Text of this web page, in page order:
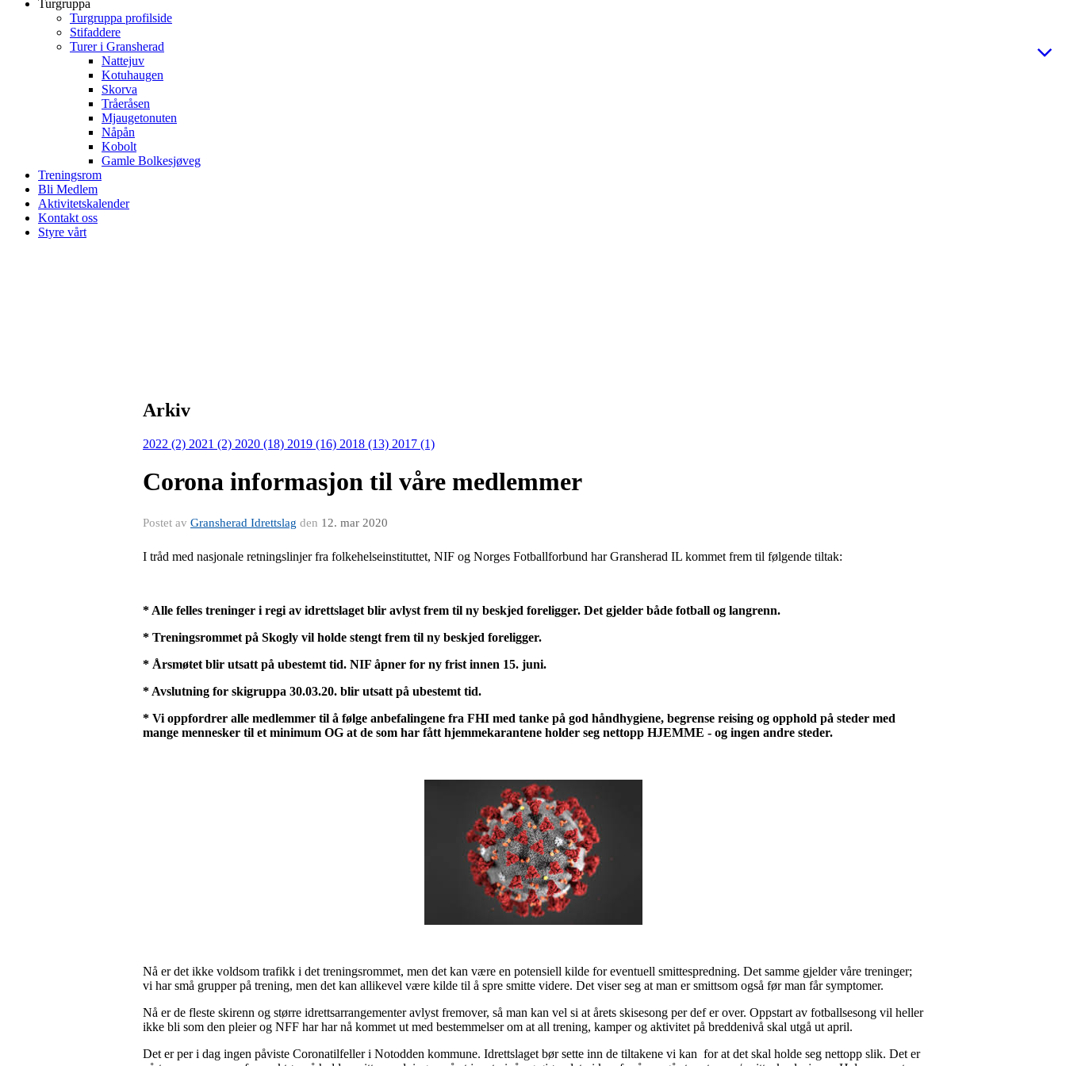
Turgruppa
Turgruppa profilside
Stifaddere
Turer i Gransherad
Nattejuv
Kotuhaugen
Skorva
Tråeråsen
Mjaugetonuten
Nåpån
Kobolt
Gamle Bolkesjøveg
Treningsrom
Bli Medlem
Aktivitetskalender
Kontakt oss
Styre vårt
Arkiv
2022 (2) 2021 (2) 2020 (18) 2019 (16) 2018 (13) 2017 (1)
Corona informasjon til våre medlemmer
Postet av Gransherad Idrettslag den 12. mar 2020
I tråd med nasjonale retningslinjer fra folkehelseinstituttet, NIF og Norges Fotballforbund har Gransherad IL kommet frem til følgende tiltak:
* Alle felles treninger i regi av idrettslaget blir avlyst frem til ny beskjed foreligger. Det gjelder både fotball og langrenn.
* Treningsrommet på Skogly vil holde stengt frem til ny beskjed foreligger.
* Årsmøtet blir utsatt på ubestemt tid. NIF åpner for ny frist innen 15. juni.
* Avslutning for skigruppa 30.03.20. blir utsatt på ubestemt tid.
* Vi oppfordrer alle medlemmer til å følge anbefalingene fra FHI med tanke på god håndhygiene, begrense reising og opphold på steder med
mange mennesker til et minimum OG at de som har fått hjemmekarantene holder seg nettopp HJEMME - og ingen andre steder.
Nå er det ikke voldsom trafikk i det treningsrommet, men det kan være en potensiell kilde for eventuell smittespredning. Det samme gjelder våre treninger;
vi har små grupper på trening, men det kan allikevel være kilde til å spre smitte videre. Det viser seg at man er smittsom også før man får symptomer.
Nå er de fleste skirenn og større idrettsarrangementer avlyst fremover, så man kan vel si at årets skisesong per def er over. Oppstart av fotballsesong vil heller
ikke bli som den pleier og NFF har har nå kommet ut med bestemmelser om at all trening, kamper og aktivitet på breddenivå skal utgå ut april.
Det er per i dag ingen påviste Coronatilfeller i Notodden kommune. Idrettslaget bør sette inn de tiltakene vi kan for at det skal holde seg nettopp slik. Det er